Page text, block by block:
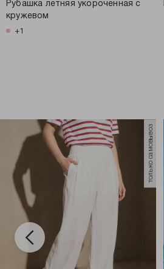
Рубашка летняя укороченная с
кружевом
+1
только самовывоз